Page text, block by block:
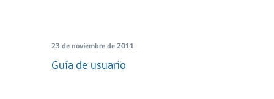
23 de noviembre de 2011
Guía de usuario